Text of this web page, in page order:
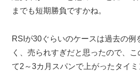
までも短期勝負ですかね。
RSIが30ぐらいのケースは過去の例
く、売られすぎだと思ったので、
て2～3カ月スパンで上がったタイ